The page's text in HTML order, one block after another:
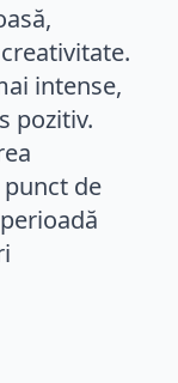
intense,
pozitiv.
de